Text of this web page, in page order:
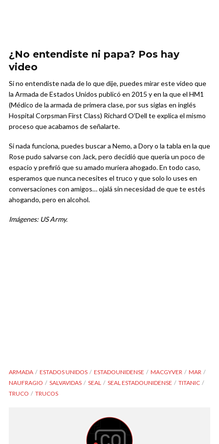
¿No entendiste ni papa? Pos hay
video
Si no entendiste nada de lo que dije, puedes mirar este video que
la Armada de Estados Unidos publicó en 2015 y en la que el HM1
(Médico de la armada de primera clase, por sus siglas en inglés
Hospital Corpsman First Class) Richard O’Dell te explica el mismo
proceso que acabamos de señalarte.
Si nada funciona, puedes buscar a Nemo, a Dory o la tabla en la que
Rose pudo salvarse con Jack, pero decidió que quería un poco de
espacio y prefirió que su amado muriera ahogado. En todo caso,
esperamos que nunca necesites el truco y que solo lo uses en
conversaciones con amigos… ojalá sin necesidad de que te estés
ahogando, pero en alcohol.
Imágenes: US Army.
ARMADA ESTADOS UNIDOS ESTADOUNIDENSE MACGYVER
MAR
NAUFRAGIO
SALVAVIDAS SEAL SEAL ESTADOUNIDENSE
TITANIC
TRUCO
TRUCOS